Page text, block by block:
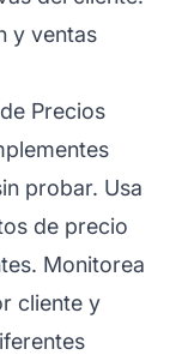
y ventas
Precios
probar. Usa
de precio
Monitorea
cliente y